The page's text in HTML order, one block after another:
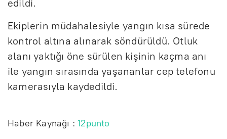
edildi.
Ekiplerin müdahalesiyle yangın kısa sürede
kontrol altına alınarak söndürüldü. Otluk
alanı yaktığı öne sürülen kişinin kaçma anı
ile yangın sırasında yaşananlar cep telefonu
kamerasıyla kaydedildi.
Haber Kaynağı :12punto